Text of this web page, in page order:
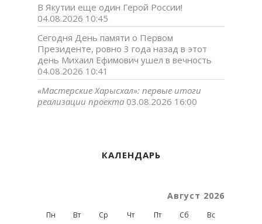
В Якутии еще один Герой России!
04.08.2026 10:45
Сегодня День памяти о Первом
Президенте, ровно 3 года назад в этот
день Михаил Ефимович ушел в вечность
04.08.2026 10:41
«Мастерские Харысхал»: первые итоги
реализации проекта 03.08.2026 16:00
КАЛЕНДАРЬ
Август 2026
Пн Вт Ср Чт Пт Сб Вс